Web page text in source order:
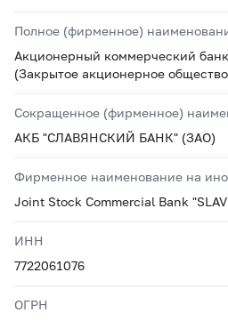
Полное (фирменное)
Акционерный коммерческий
(Закрытое акционерное
Сокращенное (фирменное)
АКБ "СЛАВЯНСКИЙ БАНК" (ЗАО)
Фирменное наименование на
Joint Stock Commercial Bank
ИНН
7722061076
ОГРН